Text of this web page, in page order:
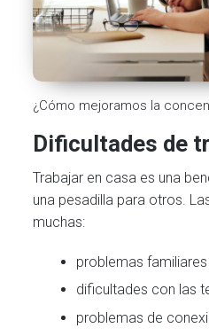
¿Cómo mejoramos la
Dificultades de
Trabajar en casa es una
una pesadilla para otros.
muchas:
problemas familiares
dificultades con las
problemas de